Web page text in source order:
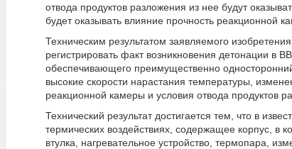
отвода продуктов разложения из нее будут
будет оказывать влияние прочность
Техническим результатом заявляемого
регистрировать факт возникновения детонации в
обеспечивающего преимущественно
высокие скорости нарастания температуры,
реакционной камеры и условия отвода продуктов
Технический результат достигается тем, что в
термических воздействиях, содержащее корпус, в
втулка, нагревательное устройство, термопара,